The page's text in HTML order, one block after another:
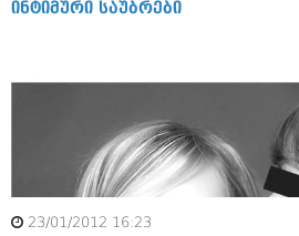
კალეიდოსკოპი
რომანი და დეტექტივი
სახალისო ამბები
შოუბიზნესი
დაიჯესტი
ინტიმური საუბრები
23/01/2012 16:23